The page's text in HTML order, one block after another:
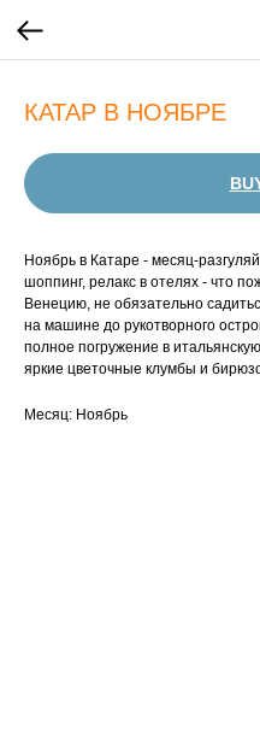
КАТАР В НОЯБРЕ
Ноябрь в Катаре - месяц-
шоппинг, релакс в отелях - что
Венецию, не обязательно
на машине до рукотворного
полное погружение в
яркие цветочные клумбы и
Месяц: Ноябрь